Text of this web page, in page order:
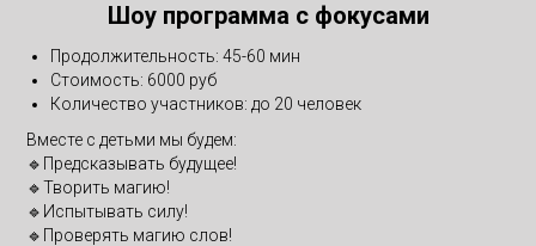
Шоу программа с фокусами
Продолжительность: 45-60 мин
Стоимость: 6000 руб
Количество участников: до 20 человек
Вместе с детьми мы будем:
🔹Предсказывать будущее!
🔹Творить магию!
🔹Испытывать силу!
🔹Проверять магию слов!